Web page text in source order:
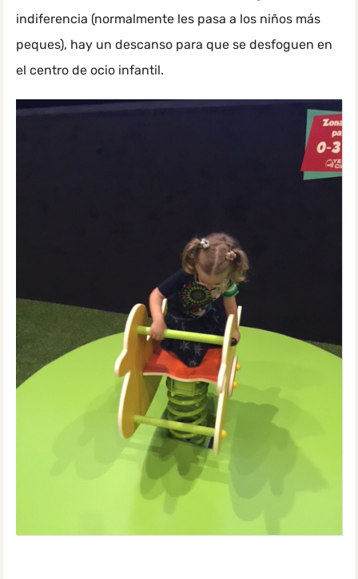
indiferencia (normalmente les pasa a los niños más
peques), hay un descanso para que se desfoguen en
el centro de ocio infantil.